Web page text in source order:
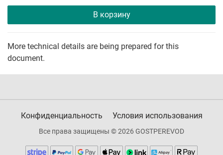
В корзину
More technical details are being prepared for this
document.
Конфиденциальность Условия использования
Все права защищены © 2026 GOSTPEREVOD